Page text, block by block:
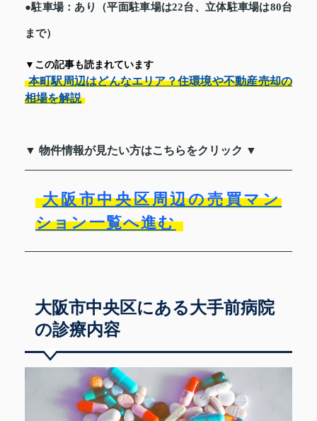
●駐車場：あり（平面駐車場は22台、立体駐車場は80台
まで）
▼この記事も読まれています
本町駅周辺はどんなエリア？住環境や不動産売却の
相場を解説
▼ 物件情報が見たい方はこちらをクリック ▼
大阪市中央区周辺の売買マン
ション一覧へ進む
大阪市中央区にある大手前病院
の診療内容